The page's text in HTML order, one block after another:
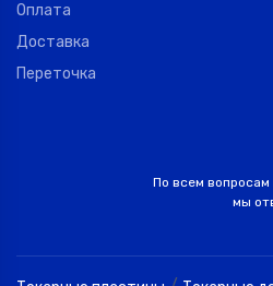
Оплата
Доставка
Переточка
По всем вопросам
мы